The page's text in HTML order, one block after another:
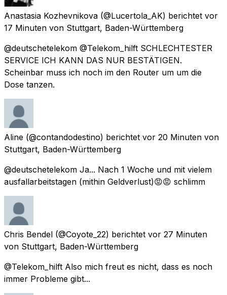
Anastasia Kozhevnikova (@Lucertola_AK) berichtet vor
17 Minuten von Stuttgart, Baden-Württemberg
@deutschetelekom @Telekom_hilft SCHLECHTESTER
SERVICE ICH KANN DAS NUR BESTÄTIGEN.
Scheinbar muss ich noch im den Router um um die
Dose tanzen.
Aline (@contandodestino) berichtet vor 20 Minuten von
Stuttgart, Baden-Württemberg
@deutschetelekom Ja... Nach 1 Woche und mit vielem
ausfallarbeitstagen (mithin Geldverlust)😡😡 schlimm
Chris Bendel (@Coyote_22) berichtet vor 27 Minuten
von Stuttgart, Baden-Württemberg
@Telekom_hilft Also mich freut es nicht, dass es noch
immer Probleme gibt...